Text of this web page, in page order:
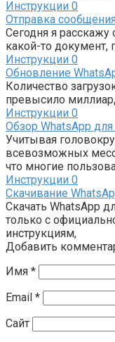
Инструкции 0
Отправка
Сегодня я расскажу
какой-то документ,
Инструкции 0
Обновление
Количество
превысило
Инструкции 0
Обзор WhatsApp
Учитывая
всевозможных
что многие
Инструкции 0
Скачивание
Скачать WhatsApp
только с
инструкциям,
Добавить
Имя *
Email *
Сайт